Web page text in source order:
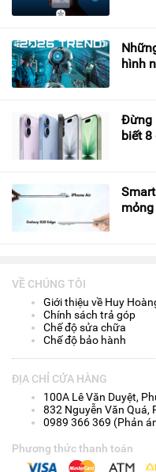
hình
Đừng
biết 8
VỀ CHÚNG TÔI
Giới thiệu về Huy
Chính sách trả góp
Chế độ sửa chữa
Chế độ bảo hành
ĐỊA CHỈ CỬA HÀNG
100A Lê Văn Duyệt,
832 Nguyễn Văn Quá,
0989 366 369 (Phản
Phương thức thanh toán